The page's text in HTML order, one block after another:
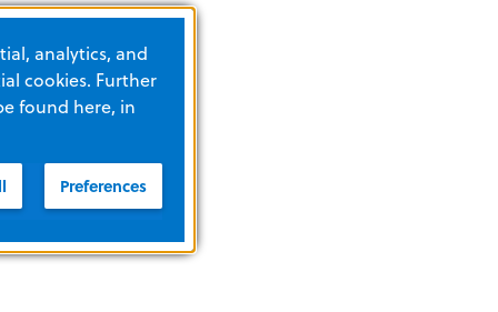
analytics, and
cookies. Further
found here, in
Preferences